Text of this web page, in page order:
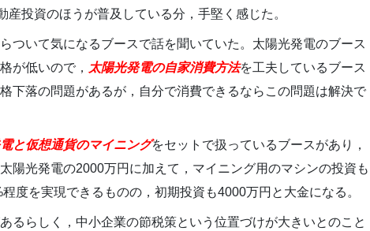
投資のほうが普及している分，手堅く感じた。
ついて気になるブースで話を聞いていた。太陽光発電のブース
が低いので， 太陽光発電の自家消費方法を工夫しているブース
下落の問題があるが，自分で消費できるならこの問題は解決で
と仮想通貨のマイニングをセットで扱っているブースがあり，
陽光発電の2000万円に加えて，マイニング用のマシンの投資も
度を実現できるものの，初期投資も4000万円と大金になる。
るらしく，中小企業の節税策という位置づけが大きいとのこと